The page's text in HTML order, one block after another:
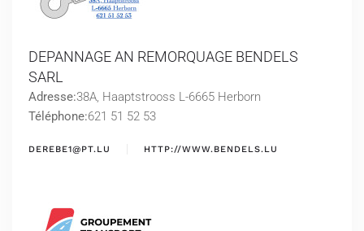
DEPANNAGE AN REMORQUAGE BENDELS
SARL
Adresse:38A, Haaptstrooss L-6665 Herborn
Téléphone:621 51 52 53
DEREBE1@PT.LU HTTP://WWW.BENDELS.LU